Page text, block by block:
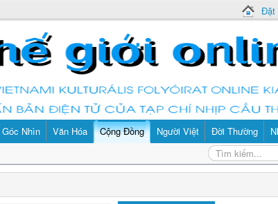
Đặt
Góc Nhìn Văn Hóa Cộng Đồng Người Việt Đời Thường